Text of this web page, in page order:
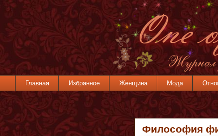
Главная Избранное Женщина Мода
Философия